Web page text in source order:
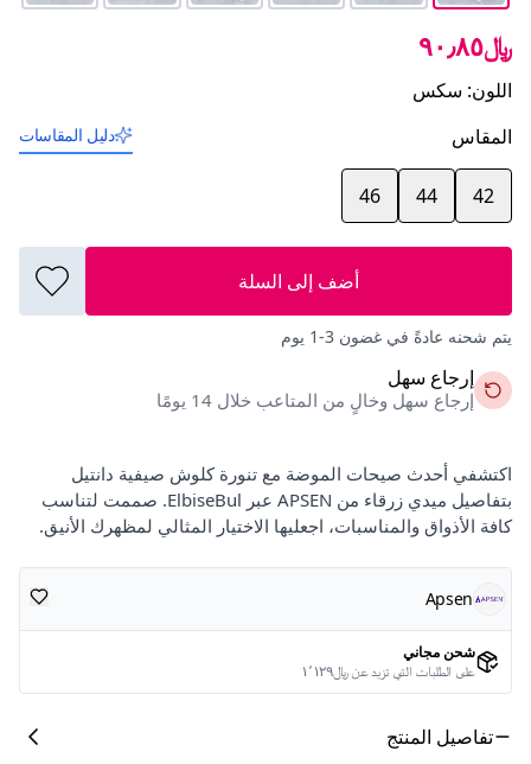
﷼٩٠٫٨٥
اللون: سكس
المقاس
دليل المقاسات
42
44
46
أضف إلى السلة
يتم شحنه عادةً في غضون 3-1 يوم
إرجاع سهل
إرجاع سهل وخالٍ من المتاعب خلال 14 يومًا
اكتشفي أحدث صيحات الموضة مع تنورة كلوش صيفية دانتيل
بتفاصيل ميدي زرقاء من APSEN عبر ElbiseBul. صممت لتناسب
كافة الأذواق والمناسبات، اجعليها الاختيار المثالي لمظهرك الأنيق.
Apsen
شحن مجاني
على الطلبات التي تزيد عن ﷼١٬١٢٩
تفاصيل المنتج